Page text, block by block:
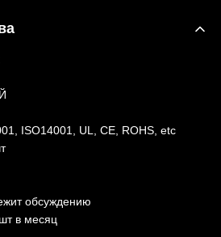
ISO14001, UL, CE, ROHS, etc
обсуждению
в месяц